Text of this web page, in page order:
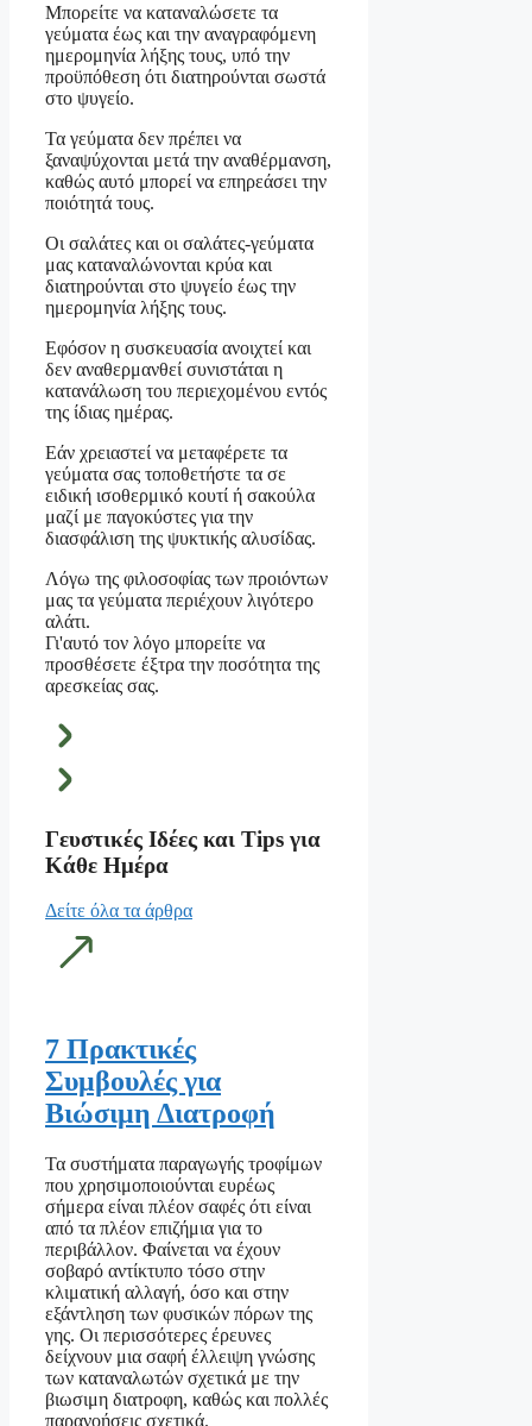
Μπορείτε να καταναλώσετε τα
γεύματα έως και την αναγραφόμενη
ημερομηνία λήξης τους, υπό την
προϋπόθεση ότι διατηρούνται σωστά
στο ψυγείο.
Τα γεύματα δεν πρέπει να
ξαναψύχονται μετά την αναθέρμανση,
καθώς αυτό μπορεί να επηρεάσει την
ποιότητά τους.
Οι σαλάτες και οι σαλάτες-γεύματα
μας καταναλώνονται κρύα και
διατηρούνται στο ψυγείο έως την
ημερομηνία λήξης τους.
Εφόσον η συσκευασία ανοιχτεί και
δεν αναθερμανθεί συνιστάται η
κατανάλωση του περιεχομένου εντός
της ίδιας ημέρας.
Εάν χρειαστεί να μεταφέρετε τα
γεύματα σας τοποθετήστε τα σε
ειδική ισοθερμικό κουτί ή σακούλα
μαζί με παγοκύστες για την
διασφάλιση της ψυκτικής αλυσίδας.
Λόγω της φιλοσοφίας των προιόντων
μας τα γεύματα περιέχουν λιγότερο
αλάτι.
Γι'αυτό τον λόγο μπορείτε να
προσθέσετε έξτρα την ποσότητα της
αρεσκείας σας.
Γευστικές Ιδέες και Tips για
Κάθε Ημέρα
Δείτε όλα τα άρθρα
7 Πρακτικές
Συμβουλές για
Βιώσιμη Διατροφή
Τα συστήματα παραγωγής τροφίμων
που χρησιμοποιούνται ευρέως
σήμερα είναι πλέον σαφές ότι είναι
από τα πλέον επιζήμια για το
περιβάλλον. Φαίνεται να έχουν
σοβαρό αντίκτυπο τόσο στην
κλιματική αλλαγή, όσο και στην
εξάντληση των φυσικών πόρων της
γης. Οι περισσότερες έρευνες
δείχνουν μια σαφή έλλειψη γνώσης
των καταναλωτών σχετικά με την
βιωσιμη διατροφη, καθώς και πολλές
παρανοήσεις σχετικά.